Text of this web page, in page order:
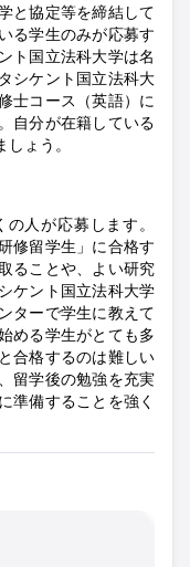
と協定等を締結して
る学生のみが応募す
ト国立法科大学は名
シケント国立法科大
士コース（英語）に
自分が在籍している
ょう。
人が応募します。
修留学生」に合格す
ることや、よい研究
ケント国立法科大学
ターで学生に教えて
める学生がとても多
合格するのは難しい
留学後の勉強を充実
準備することを強く